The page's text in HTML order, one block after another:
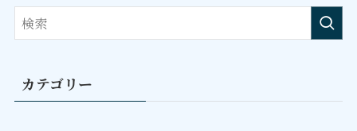
カテゴリー